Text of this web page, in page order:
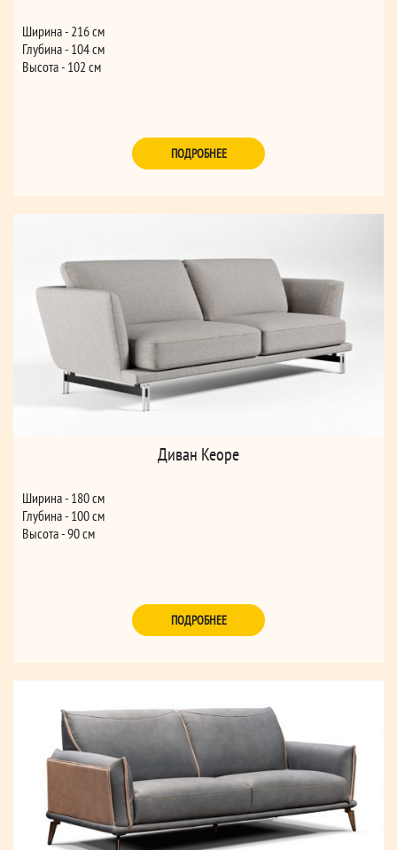
Ширина - 216 см
Глубина - 104 см
Высота - 102 см
ПОДРОБНЕЕ
Диван Keope
Ширина - 180 см
Глубина - 100 см
Высота - 90 см
ПОДРОБНЕЕ